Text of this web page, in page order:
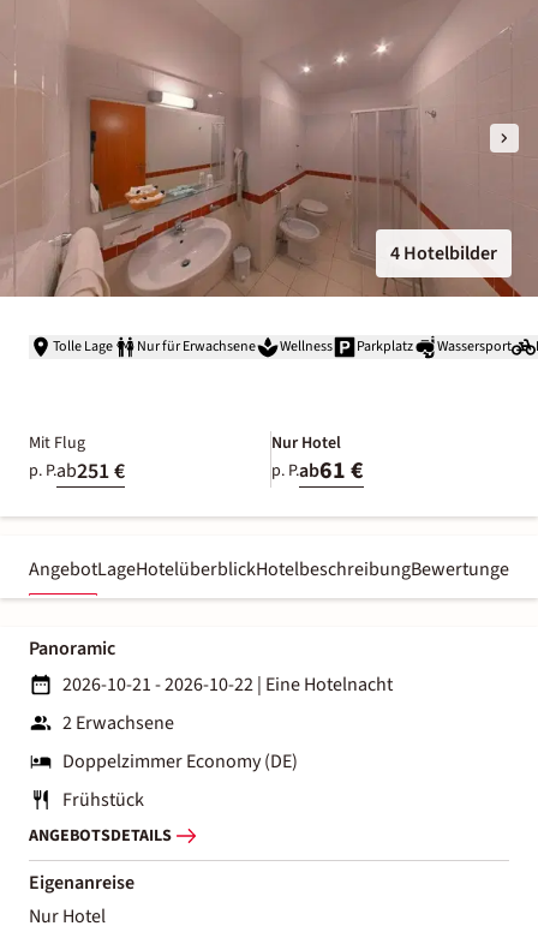
4 Hotelbilder
Tolle Lage Nur für Erwachsene Wellness Parkplatz Wassersport
Mit Flug
p. P.ab251 €
Nur Hotel
p. P.ab61 €
AngebotLageHotelüberblickHotelbeschreibungBewertungen
Panoramic
2026-10-21 - 2026-10-22| Eine Hotelnacht
2 Erwachsene
Doppelzimmer Economy (DE)
Frühstück
ANGEBOTSDETAILS
Eigenanreise
Nur Hotel